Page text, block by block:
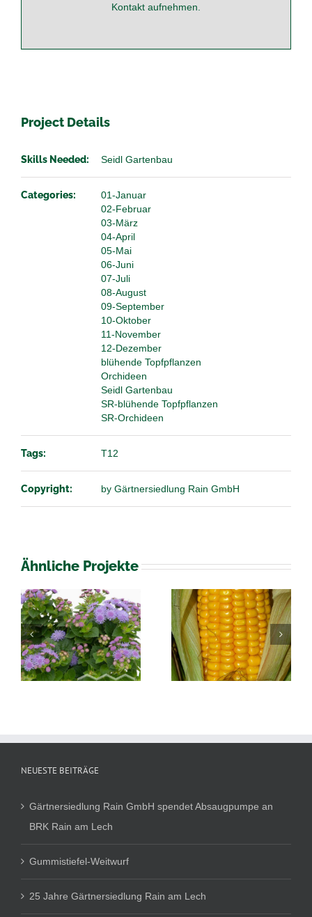
Kontakt aufnehmen.
Project Details
Skills Needed: Seidl Gartenbau
Categories:
01-Januar
02-Februar
03-März
04-April
05-Mai
06-Juni
07-Juli
08-August
09-September
10-Oktober
11-November
12-Dezember
blühende Topfpflanzen
Orchideen
Seidl Gartenbau
SR-blühende Topfpflanzen
SR-Orchideen
Tags: T12
Copyright: by Gärtnersiedlung Rain GmbH
Ähnliche Projekte
Zea Mais
Solanum
melongena
Auberginen
NEUESTE BEITRÄGE
Gärtnersiedlung Rain GmbH spendet Absaugpumpe an
BRK Rain am Lech
Gummistiefel-Weitwurf
25 Jahre Gärtnersiedlung Rain am Lech